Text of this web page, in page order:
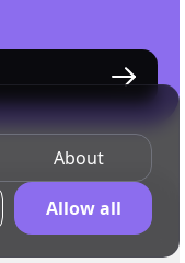
About
Allow all